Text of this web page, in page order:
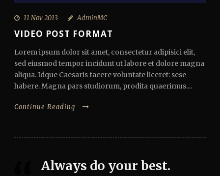
11 Nov 2013 AdminMC
VIDEO POST FORMAT
Lorem ipsum dolor sit amet, consectetur adipisici elit,
sed eiusmod tempor incidunt ut labore et dolore magna
aliqua. Idque Caesaris facere voluntate liceret: sese
habere. Magna pars studiorum, prodita quaerimus....
Continue Reading
Always do your best.